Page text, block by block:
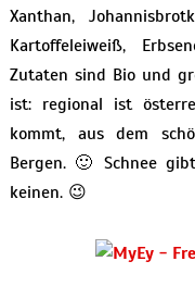
Xanthan,
Kartoffeleiweiß,
Zutaten sind Bio und
ist: regional ist
kommt, aus dem
Bergen. 🙂 Schnee
keinen. 😉